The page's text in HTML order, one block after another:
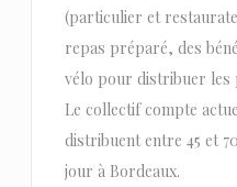
(particulier et
repas préparé, des
vélo pour distribuer les
Le collectif compte
distribuent entre 45 et
jour à Bordeaux.